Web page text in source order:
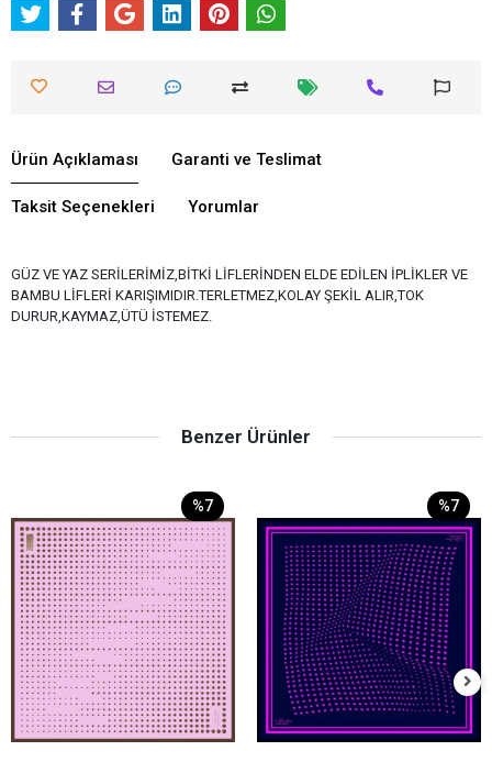
Ürün Açıklaması Garanti ve Teslimat
Taksit Seçenekleri Yorumlar
GÜZ VE YAZ SERİLERİMİZ,BİTKİ LİFLERİNDEN ELDE EDİLEN İPLİKLER VE
BAMBU LİFLERİ KARIŞIMIDIR.TERLETMEZ,KOLAY ŞEKİL ALIR,TOK
DURUR,KAYMAZ,ÜTÜ İSTEMEZ.
Benzer Ürünler
%7 %7